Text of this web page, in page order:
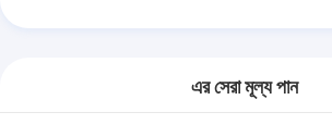
এর সেরা মূল্য পান